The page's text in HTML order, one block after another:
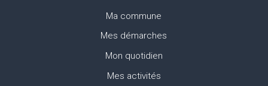
Ma commune
Mes démarches
Mon quotidien
Mes activités